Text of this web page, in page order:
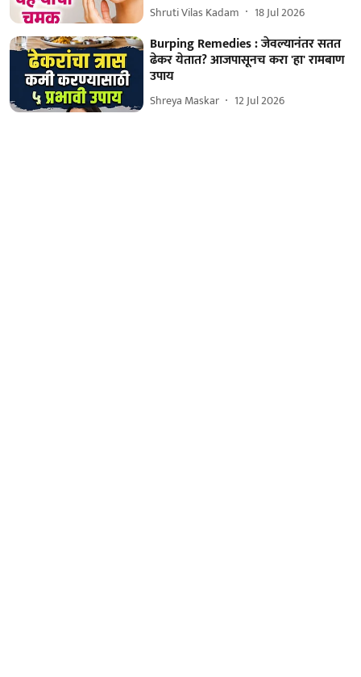
Shruti Vilas Kadam 18 Jul 2026
Burping Remedies : जेवल्यानंतर सतत
ढेकर येतात? आजपासूनच करा 'हा' रामबाण
उपाय
Shreya Maskar 12 Jul 2026